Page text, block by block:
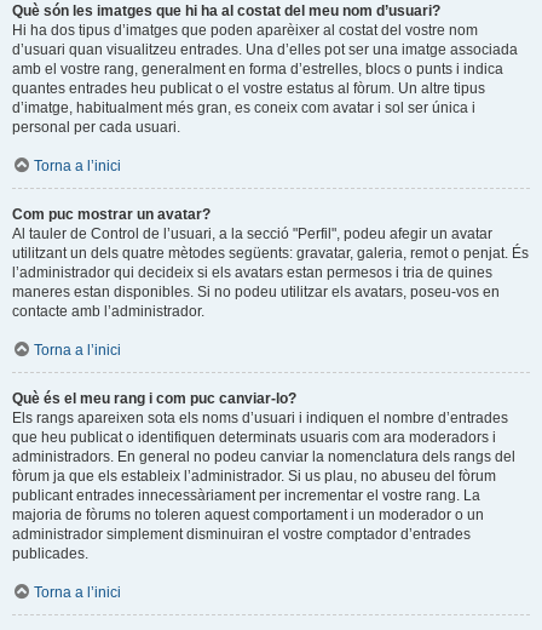
Què són les imatges que hi ha al costat del meu nom d’usuari?
Hi ha dos tipus d’imatges que poden aparèixer al costat del vostre nom
d’usuari quan visualitzeu entrades. Una d’elles pot ser una imatge associada
amb el vostre rang, generalment en forma d’estrelles, blocs o punts i indica
quantes entrades heu publicat o el vostre estatus al fòrum. Un altre tipus
d’imatge, habitualment més gran, es coneix com avatar i sol ser única i
personal per cada usuari.
Torna a l’inici
Com puc mostrar un avatar?
Al tauler de Control de l’usuari, a la secció "Perfil", podeu afegir un avatar
utilitzant un dels quatre mètodes següents: gravatar, galeria, remot o penjat. És
l’administrador qui decideix si els avatars estan permesos i tria de quines
maneres estan disponibles. Si no podeu utilitzar els avatars, poseu-vos en
contacte amb l’administrador.
Torna a l’inici
Què és el meu rang i com puc canviar-lo?
Els rangs apareixen sota els noms d’usuari i indiquen el nombre d’entrades
que heu publicat o identifiquen determinats usuaris com ara moderadors i
administradors. En general no podeu canviar la nomenclatura dels rangs del
fòrum ja que els estableix l’administrador. Si us plau, no abuseu del fòrum
publicant entrades innecessàriament per incrementar el vostre rang. La
majoria de fòrums no toleren aquest comportament i un moderador o un
administrador simplement disminuiran el vostre comptador d’entrades
publicades.
Torna a l’inici